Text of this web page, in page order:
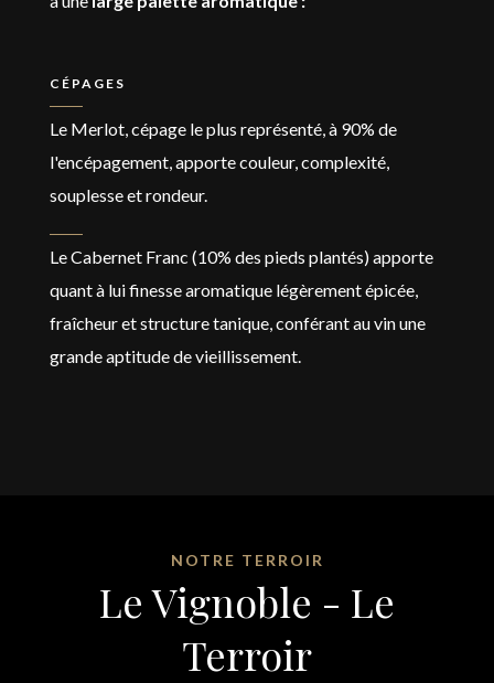
CÉPAGES
Le Merlot, cépage le plus représenté, à 90% de
l'encépagement, apporte couleur, complexité,
souplesse et rondeur.
Le Cabernet Franc (10% des pieds plantés) apporte
quant à lui finesse aromatique légèrement épicée,
fraîcheur et structure tanique, conférant au vin une
grande aptitude de vieillissement.
NOTRE TERROIR
Le Vignoble - Le
Terroir